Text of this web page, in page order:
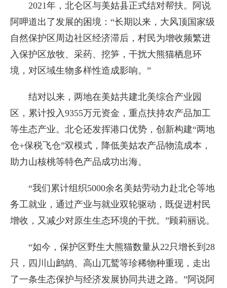
2021年，北仑区与美姑县正式结对帮扶。阿说
阿呷道出了发展的困境：“长期以来，大风顶国家级
自然保护区周边社区经济滞后，村民为增收频繁进
入保护区放牧、采药、挖笋，干扰大熊猫栖息环
境，对区域生物多样性造成影响。”
结对以来，两地在美姑共建北美综合产业园
区，累计投入9355万元资金，重点扶持农产品加工
等生态产业。北仑还发挥港口优势，创新构建“两地
仓+保税飞仓”双模式，降低美姑农产品物流成本，
助力山核桃等特色产品成功出海。
“我们累计组织5000余名美姑劳动力赴北仑等地
务工就业，通过产业与就业双轮驱动，既促进村民
增收，又减少对原生生态环境的干扰。”顾莉丽说。
“如今，保护区野生大熊猫数量从22只增长到28
只，四川山鹧鸪、高山兀鹫等珍稀物种重现，走出
了一条生态保护与经济发展协同共进之路。”阿说阿